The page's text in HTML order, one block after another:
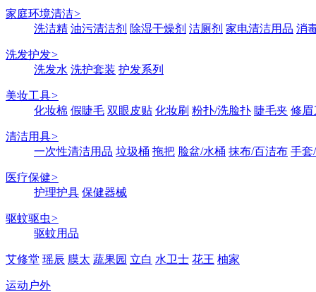
家庭环境清洁>
洗洁精 油污清洁剂 除湿干燥剂 洁厕剂 家电清洁用品 消
洗发护发>
洗发水 洗护套装 护发系列
美妆工具>
化妆棉 假睫毛 双眼皮贴 化妆刷 粉扑/洗脸扑 睫毛夹 修眉
清洁用具>
一次性清洁用品 垃圾桶 拖把 脸盆/水桶 抹布/百洁布 手套
医疗保健>
护理护具 保健器械
驱蚊驱虫>
驱蚊用品
艾修堂 瑶辰 膜太 蔬果园 立白 水卫士 花王 柚家
运动户外